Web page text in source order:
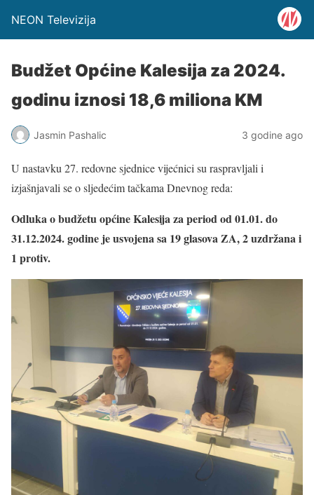
NEON Televizija
Budžet Općine Kalesija za 2024.
godinu iznosi 18,6 miliona KM
Jasmin Pashalic 3 godine ago
U nastavku 27. redovne sjednice vijećnici su raspravljali i
izjašnjavali se o sljedećim tačkama Dnevnog reda:
Odluka o budžetu općine Kalesija za period od 01.01. do
31.12.2024. godine je usvojena sa 19 glasova ZA, 2 uzdržana i
1 protiv.